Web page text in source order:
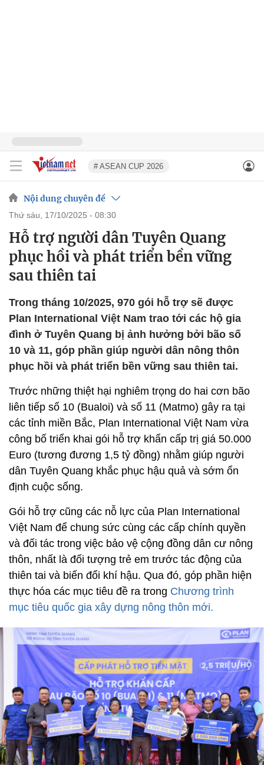
# ASEAN CUP 2026
Nội dung chuyên đề
thứ sáu, 17/10/2025 - 08:30
Hỗ trợ người dân Tuyên Quang
phục hồi và phát triển bền vững
sau thiên tai
Trong tháng 10/2025, 970 gói hỗ trợ sẽ được
Plan International Việt Nam trao tới các hộ gia
đình ở Tuyên Quang bị ảnh hưởng bởi bão số
10 và 11, góp phần giúp người dân nông thôn
phục hồi và phát triển bền vững sau thiên tai.
Trước những thiệt hại nghiêm trọng do hai cơn bão
liên tiếp số 10 (Bualoi) và số 11 (Matmo) gây ra tại
các tỉnh miền Bắc, Plan International Việt Nam vừa
công bố triển khai gói hỗ trợ khẩn cấp trị giá 50.000
Euro (tương đương 1,5 tỷ đồng) nhằm giúp người
dân Tuyên Quang khắc phục hậu quả và sớm ổn
định cuộc sống.
Gói hỗ trợ cũng các nỗ lực của Plan International
Việt Nam để chung sức cùng các cấp chính quyền
và đối tác trong việc bảo vệ cộng đồng dân cư nông
thôn, nhất là đối tượng trẻ em trước tác động của
thiên tai và biến đổi khí hậu. Qua đó, góp phần hiện
thực hóa các mục tiêu đề ra trong Chương trình
mục tiêu quốc gia xây dựng nông thôn mới.